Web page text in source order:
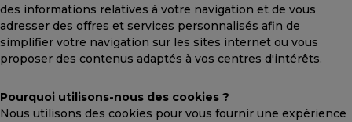
des informations relatives à votre navigation et de vous
adresser des offres et services personnalisés afin de
simplifier votre navigation sur les sites internet ou vous
proposer des contenus adaptés à vos centres d'intérêts.
Pourquoi utilisons-nous des cookies ?
Nous utilisons des cookies pour vous fournir une expérience